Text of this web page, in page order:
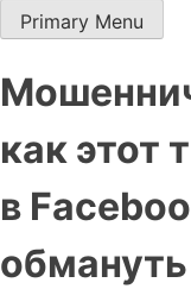
Primary Menu
как этот
в